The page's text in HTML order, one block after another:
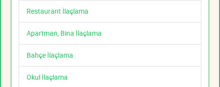
Restaurant İlaçlama
Apartman, Bina İlaçlama
Bahçe İlaçlama
Okul İlaçlama